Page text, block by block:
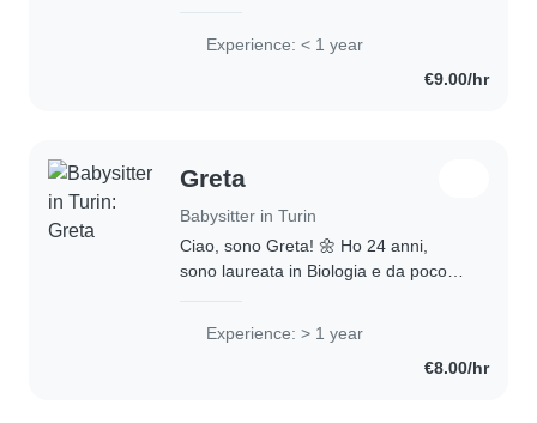
adolescenti. Oltre alle abilità di base..
Experience: < 1 year
€9.00/hr
Greta
Babysitter in Turin
Ciao, sono Greta! 🌼 Ho 24 anni,
sono laureata in Biologia e da poco
ospedale il prossimo anno, sto
Experience: > 1 year
€8.00/hr